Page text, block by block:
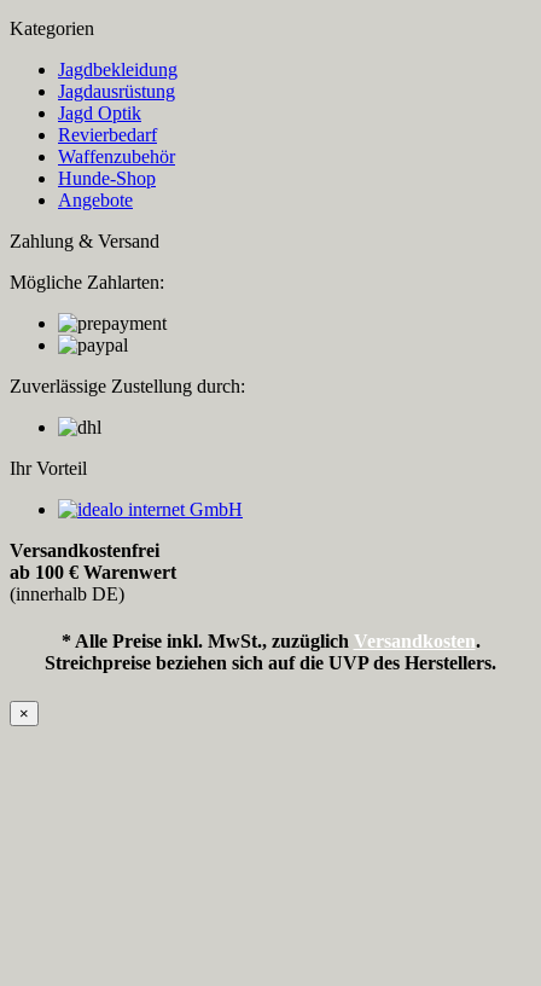
Kategorien
Jagdbekleidung
Jagdausrüstung
Jagd Optik
Revierbedarf
Waffenzubehör
Hunde-Shop
Angebote
Zahlung & Versand
Mögliche Zahlarten:
Zuverlässige Zustellung durch:
Ihr Vorteil
Versandkostenfrei
ab 100 € Warenwert
(innerhalb DE)
* Alle Preise inkl. MwSt., zuzüglich Versandkosten.
Streichpreise beziehen sich auf die UVP des Herstellers.
×